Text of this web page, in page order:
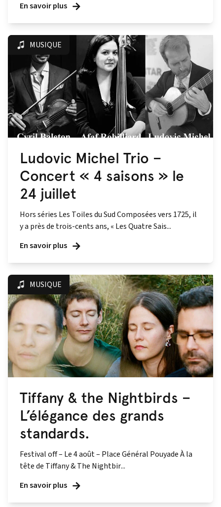
En savoir plus
MUSIQUE
Ludovic Michel Trio –
Concert « 4 saisons » le
24 juillet
Hors séries Les Toiles du Sud Composées vers 1725, il
y a près de trois-cents ans, « Les Quatre Sais...
En savoir plus
MUSIQUE
Tiffany & the Nightbirds –
L’élégance des grands
standards.
Festival off – Le 4 août – Place Général Pouyade À la
tête de Tiffany & The Nightbir...
En savoir plus